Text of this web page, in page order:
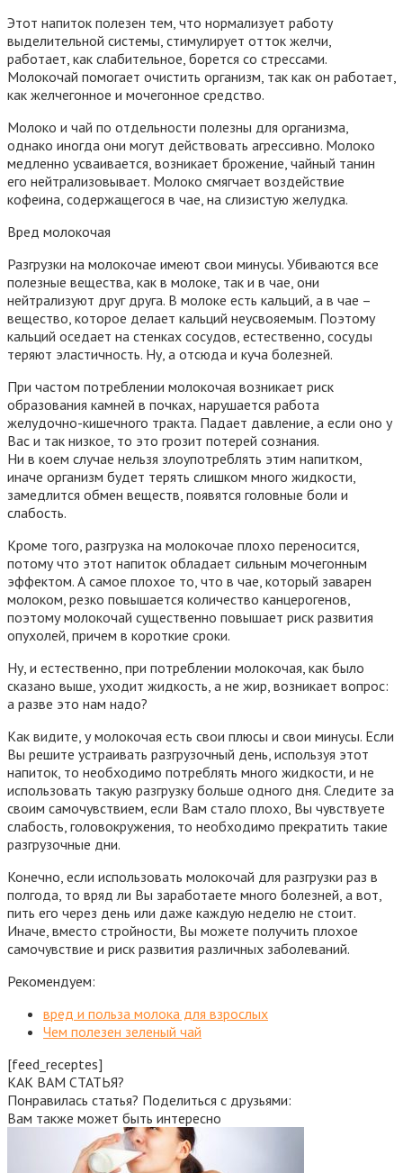
Этот напиток полезен тем, что нормализует работу
выделительной системы, стимулирует отток желчи,
работает, как слабительное, борется со стрессами.
Молокочай помогает очистить организм, так как он работает,
как желчегонное и мочегонное средство.
Молоко и чай по отдельности полезны для организма,
однако иногда они могут действовать агрессивно. Молоко
медленно усваивается, возникает брожение, чайный танин
его нейтрализовывает. Молоко смягчает воздействие
кофеина, содержащегося в чае, на слизистую желудка.
Вред молокочая
Разгрузки на молокочае имеют свои минусы. Убиваются все
полезные вещества, как в молоке, так и в чае, они
нейтрализуют друг друга. В молоке есть кальций, а в чае –
вещество, которое делает кальций неусвояемым. Поэтому
кальций оседает на стенках сосудов, естественно, сосуды
теряют эластичность. Ну, а отсюда и куча болезней.
При частом потреблении молокочая возникает риск
образования камней в почках, нарушается работа
желудочно-кишечного тракта. Падает давление, а если оно у
Вас и так низкое, то это грозит потерей сознания.
Ни в коем случае нельзя злоупотреблять этим напитком,
иначе организм будет терять слишком много жидкости,
замедлится обмен веществ, появятся головные боли и
слабость.
Кроме того, разгрузка на молокочае плохо переносится,
потому что этот напиток обладает сильным мочегонным
эффектом. А самое плохое то, что в чае, который заварен
молоком, резко повышается количество канцерогенов,
поэтому молокочай существенно повышает риск развития
опухолей, причем в короткие сроки.
Ну, и естественно, при потреблении молокочая, как было
сказано выше, уходит жидкость, а не жир, возникает вопрос:
а разве это нам надо?
Как видите, у молокочая есть свои плюсы и свои минусы. Если
Вы решите устраивать разгрузочный день, используя этот
напиток, то необходимо потреблять много жидкости, и не
использовать такую разгрузку больше одного дня. Следите за
своим самочувствием, если Вам стало плохо, Вы чувствуете
слабость, головокружения, то необходимо прекратить такие
разгрузочные дни.
Конечно, если использовать молокочай для разгрузки раз в
полгода, то вряд ли Вы заработаете много болезней, а вот,
пить его через день или даже каждую неделю не стоит.
Иначе, вместо стройности, Вы можете получить плохое
самочувствие и риск развития различных заболеваний.
Рекомендуем:
вред и польза молока для взрослых
Чем полезен зеленый чай
[feed_receptes]
КАК ВАМ СТАТЬЯ?
Понравилась статья? Поделиться с друзьями:
Вам также может быть интересно